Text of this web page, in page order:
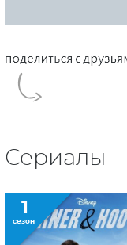
Сериалы
1
сезон